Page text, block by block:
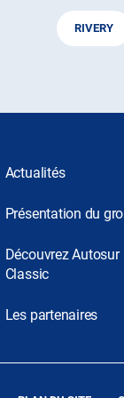
RIVERY
Actualités
Présentation du
Découvrez Autosur
Classic
Les partenaires